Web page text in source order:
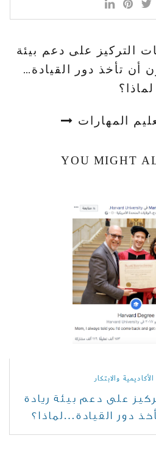
التركيز على دعم بيئة
أن تأخذ دور القيادة…
لماذا؟
المهارات
YOU MIGHT
والابتكار
على دعم بيئة ريادة
دور القيادة…لماذا؟